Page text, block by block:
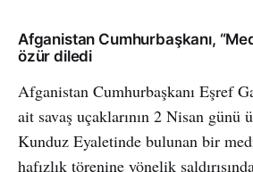
Afganistan Cumhurbaşkanı,
özür diledi
Afganistan Cumhurbaşkanı Eşref
ait savaş uçaklarının 2 Nisan günü
Kunduz Eyaletinde bulunan bir
hafızlık törenine yönelik